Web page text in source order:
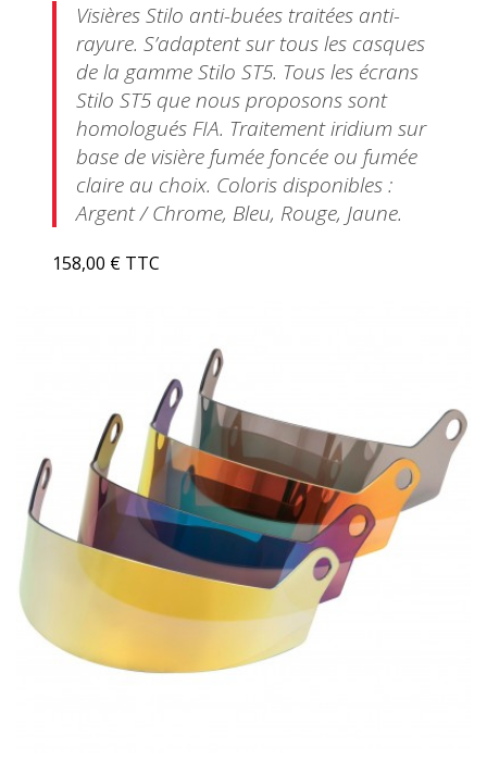
Visières Stilo anti-buées traitées anti-
rayure. S’adaptent sur tous les casques
de la gamme Stilo ST5. Tous les écrans
Stilo ST5 que nous proposons sont
homologués FIA. Traitement iridium sur
base de visière fumée foncée ou fumée
claire au choix. Coloris disponibles :
Argent / Chrome, Bleu, Rouge, Jaune.
158,00 € TTC